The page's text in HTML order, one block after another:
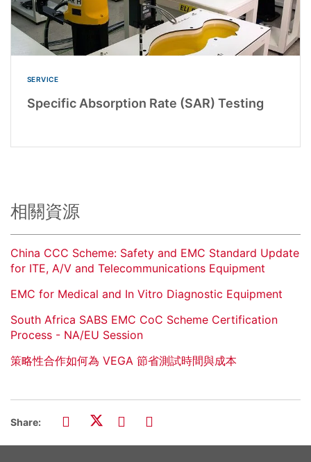
SERVICE
Specific Absorption Rate (SAR) Testing
相關資源
China CCC Scheme: Safety and EMC Standard Update
for ITE, A/V and Telecommunications Equipment
EMC for Medical and In Vitro Diagnostic Equipment
South Africa SABS EMC CoC Scheme Certification
Process - NA/EU Session
策略性合作如何為 VEGA 節省測試時間與成本
Share: